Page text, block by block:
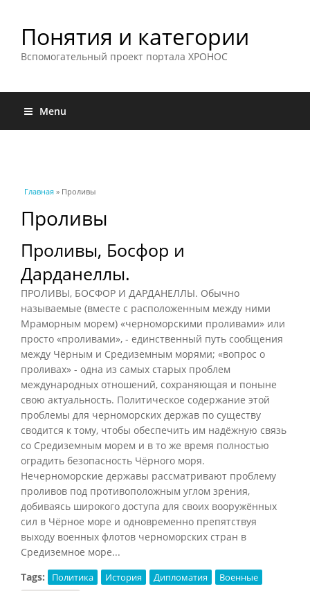
Понятия и категории
Вспомогательный проект портала ХРОНОС
Menu
Вы здесь
Главная » Проливы
Проливы
Проливы, Босфор и
Дарданеллы.
ПРОЛИВЫ, БОСФОР И ДАРДАНЕЛЛЫ. Обычно
называемые (вместе с расположенным между ними
Мраморным морем) «черноморскими проливами» или
просто «проливами», - единственный путь сообщения
между Чёрным и Средиземным морями; «вопрос о
проливах» - одна из самых старых проблем
международных отношений, сохраняющая и поныне
свою актуальность. Политическое содержание этой
проблемы для черноморских держав по существу
сводится к тому, чтобы обеспечить им надёжную связь
со Средиземным морем и в то же время полностью
оградить безопасность Чёрного моря.
Нечерноморские державы рассматривают проблему
проливов под противоположным углом зрения,
добиваясь широкого доступа для своих вооружённых
сил в Чёрное море и одновременно препятствуя
выходу военных флотов черноморских стран в
Средиземное море...
Tags:
Политика История Дипломатия Военные